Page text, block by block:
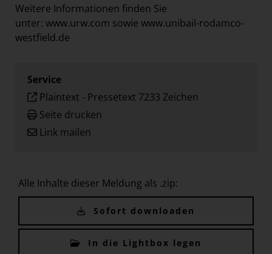
Weitere Informationen finden Sie
unter: www.urw.com sowie www.unibail-rodamco-
westfield.de
Service
Plaintext - Pressetext 7233 Zeichen
Seite drucken
Link mailen
Alle Inhalte dieser Meldung als .zip:
Sofort downloaden
In die Lightbox legen